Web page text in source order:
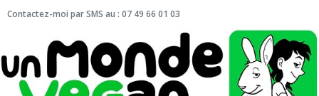
Contactez-moi par SMS au : 07 49 66 01 03